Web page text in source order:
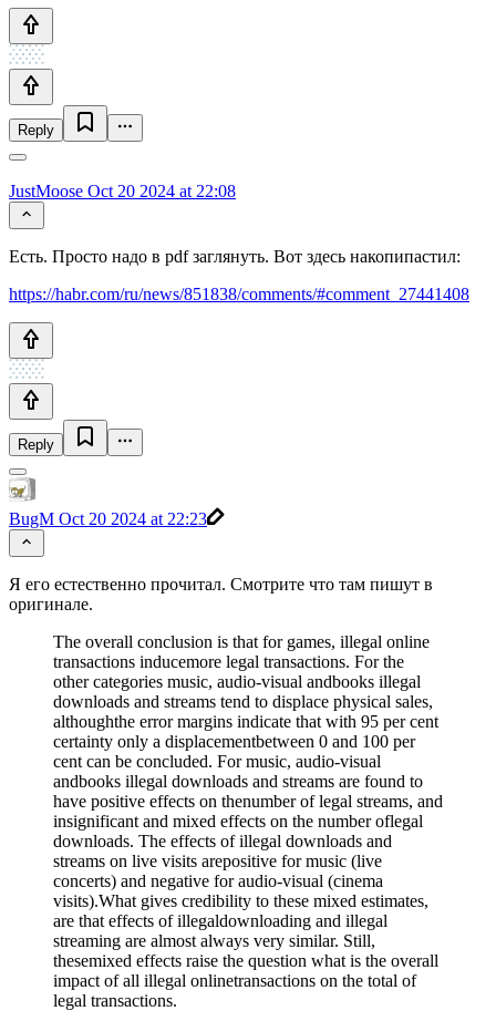
Reply
JustMoose Oct 20 2024 at 22:08
Есть. Просто надо в pdf заглянуть. Вот здесь накопипастил:
https://habr.com/ru/news/851838/comments/#comment_27441408
Reply
BugM Oct 20 2024 at 22:23
Я его естественно прочитал. Смотрите что там пишут в
оригинале.
The overall conclusion is that for games, illegal online
transactions inducemore legal transactions. For the
other categories music, audio-visual andbooks illegal
downloads and streams tend to displace physical sales,
althoughthe error margins indicate that with 95 per cent
certainty only a displacementbetween 0 and 100 per
cent can be concluded. For music, audio-visual
andbooks illegal downloads and streams are found to
have positive effects on thenumber of legal streams, and
insignificant and mixed effects on the number oflegal
downloads. The effects of illegal downloads and
streams on live visits arepositive for music (live
concerts) and negative for audio-visual (cinema
visits).What gives credibility to these mixed estimates,
are that effects of illegaldownloading and illegal
streaming are almost always very similar. Still,
thesemixed effects raise the question what is the overall
impact of all illegal onlinetransactions on the total of
legal transactions.